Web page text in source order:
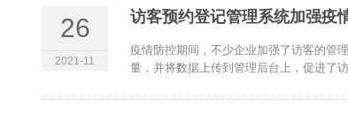
26
2021-11
访客预约登记管理系统加强疫
疫情防控期间，不少企业加强了访客的管
量，并将数据上传到管理后台上，促进了